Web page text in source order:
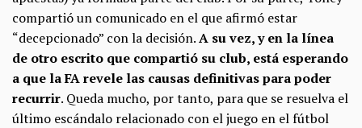
compartió un comunicado en el que afirmó estar
“decepcionado” con la decisión.A su vez, y en la línea
de otro escrito que compartió su club, está esperando
a que la FA revele las causas definitivas para poder
recurrir. Queda mucho, por tanto, para que se resuelva el
último escándalo relacionado con el juego en el fútbol